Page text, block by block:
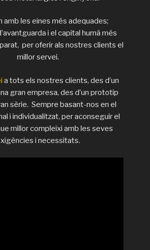
amb les eines més adequades;
i el capital humà més
per oferir als nostres clients el
millor servei.
a tots els nostres clients, des d’un
gran empresa, des d’un prototip
sèrie. Sempre basant-nos en el
i individualitzat, per aconseguir el
millor compleixi amb les seves
i necessitats.